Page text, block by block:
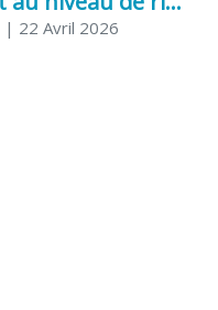
| 22 Avril 2026